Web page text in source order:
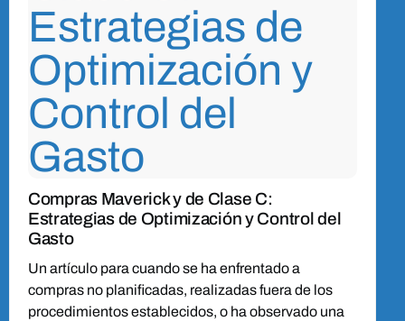
Compras Maverick y de Clase C:
Estrategias de Optimización y Control del
Gasto
Un artículo para cuando se ha enfrentado a
compras no planificadas, realizadas fuera de los
procedimientos establecidos, o ha observado una